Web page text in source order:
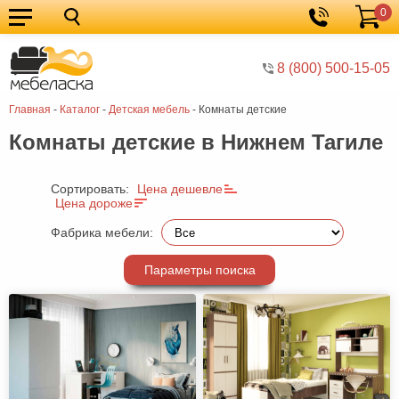
8 (800) 500-15-05
Корзина
0
Главная - Каталог - Детская мебель - Комнаты детские
Кухонные
гарнитуры
Мебель
для
кухни
Мебель
для
спальни
Кровати
Шкафы
Детская
Мебель
Комнаты детские в Нижнем Тагиле
Сортировать:
Цена дешевле
Цена дороже
Фабрика мебели:
Параметры поиска